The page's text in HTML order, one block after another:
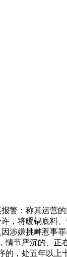
：称其运营
，将暖锅底
涉嫌挑衅惹事
节严沉的、
，处五年以